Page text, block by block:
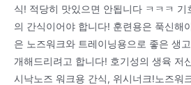
식! 적당히 맛있으면 안됩니다 ㅋㅋㅋ 기
의 간식이어야 합니다! 훈련용은 푹신해
은 노즈워크와 트레이닝용으로 좋은 생
개해드리려고 합니다! 호기성의 생육 저
시낙노즈 워크용 간식, 위시너크!노즈워